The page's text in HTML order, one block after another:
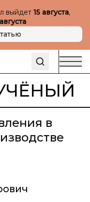
выйдет 15 августа,
в